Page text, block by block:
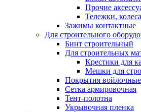
Прочие
Тележки, колеса
Зажимы контактные
Для строительного
Бинт строительный
Для строительных
Крестики для
Мешки для
Покрытия войлочные
Сетка армировочная
Тент-полотна
Укрывочная пленка